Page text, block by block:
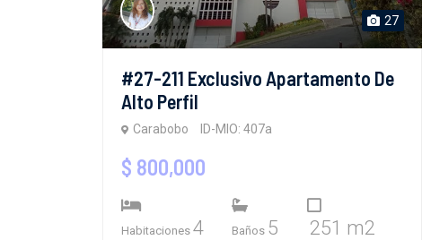
27
#27-211 Exclusivo Apartamento De
Alto Perfil
Carabobo ID-MIO: 407a
$ 800,000
Habitaciones 4 Baños 5 251 m2